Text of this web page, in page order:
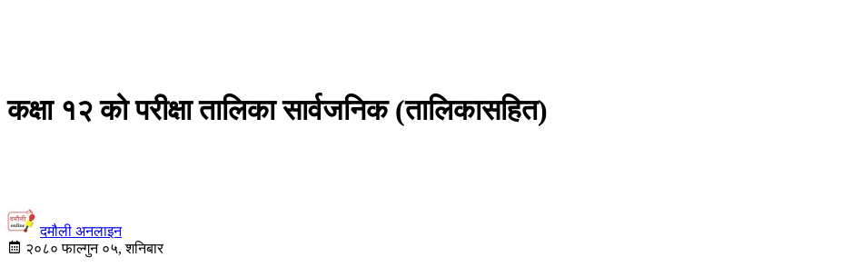
कक्षा १२ को परीक्षा तालिका सार्वजनिक (तालिकासहित)
दमौली अनलाइन
२०८० फाल्गुन ०५, शनिबार